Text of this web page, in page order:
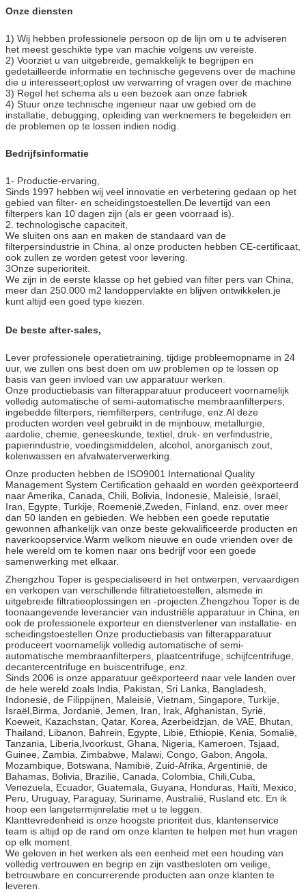
Onze diensten
1) Wij hebben professionele persoon op de lijn om u te adviseren
het meest geschikte type van machie volgens uw vereiste.
2) Voorziet u van uitgebreide, gemakkelijk te begrijpen en
gedetailleerde informatie en technische gegevens over de machine
die u interesseert;oplost uw verwarring of vragen over de machine
3) Regel het schema als u een bezoek aan onze fabriek
4) Stuur onze technische ingenieur naar uw gebied om de
installatie, debugging, opleiding van werknemers te begeleiden en
de problemen op te lossen indien nodig.
Bedrijfsinformatie
1- Productie-ervaring,
Sinds 1997 hebben wij veel innovatie en verbetering gedaan op het
gebied van filter- en scheidingstoestellen.De levertijd van een
filterpers kan 10 dagen zijn (als er geen voorraad is).
2. technologische capaciteit,
We sluiten ons aan en maken de standaard van de
filterpersindustrie in China, al onze producten hebben CE-certificaat,
ook zullen ze worden getest voor levering.
3Onze superioriteit.
We zijn in de eerste klasse op het gebied van filter pers van China,
meer dan 250.000 m2 landoppervlakte en blijven ontwikkelen.je
kunt altijd een goed type kiezen.
De beste after-sales,
Lever professionele operatietraining, tijdige probleemopname in 24
uur, we zullen ons best doen om uw problemen op te lossen op
basis van geen invloed van uw apparatuur werken.
Onze productiebasis van filterapparatuur produceert voornamelijk
volledig automatische of semi-automatische membraanfilterpers,
ingebedde filterpers, riemfilterpers, centrifuge, enz.Al deze
producten worden veel gebruikt in de mijnbouw, metallurgie,
aardolie, chemie, geneeskunde, textiel, druk- en verfindustrie,
papierindustrie, voedingsmiddelen, alcohol, anorganisch zout,
kolenwassen en afvalwaterverwerking.
Onze producten hebben de ISO9001 International Quality
Management System Certification gehaald en worden geëxporteerd
naar Amerika, Canada, Chili, Bolivia, Indonesië, Maleisië, Israël,
Iran, Egypte, Turkije, Roemenië,Zweden, Finland, enz. over meer
dan 50 landen en gebieden. We hebben een goede reputatie
gewonnen afhankelijk van onze beste gekwalificeerde producten en
naverkoopservice.Warm welkom nieuwe en oude vrienden over de
hele wereld om te komen naar ons bedrijf voor een goede
samenwerking met elkaar.
Zhengzhou Toper is gespecialiseerd in het ontwerpen, vervaardigen
en verkopen van verschillende filtratietoestellen, alsmede in
uitgebreide filtratieoplossingen en -projecten.Zhengzhou Toper is de
toonaangevende leverancier van industriële apparatuur in China, en
ook de professionele exporteur en dienstverlener van installatie- en
scheidingstoestellen.Onze productiebasis van filterapparatuur
produceert voornamelijk volledig automatische of semi-
automatische membraanfilterpers, plaatcentrifuge, schijfcentrifuge,
decantercentrifuge en buiscentrifuge, enz.
Sinds 2006 is onze apparatuur geëxporteerd naar vele landen over
de hele wereld zoals India, Pakistan, Sri Lanka, Bangladesh,
Indonesië, de Filippijnen, Maleisië, Vietnam, Singapore, Turkije,
Israël,Birma, Jordanië, Jemen, Iran, Irak, Afghanistan, Syrië,
Koeweit, Kazachstan, Qatar, Korea, Azerbeidzjan, de VAE, Bhutan,
Thailand, Libanon, Bahrein, Egypte, Libië, Ethiopië, Kenia, Somalië,
Tanzania, Liberia,Ivoorkust, Ghana, Nigeria, Kameroen, Tsjaad,
Guinee, Zambia, Zimbabwe, Malawi, Congo, Gabon, Angola,
Mozambique, Botswana, Namibië, Zuid-Afrika, Argentinië, de
Bahamas, Bolivia, Brazilië, Canada, Colombia, Chili,Cuba,
Venezuela, Ecuador, Guatemala, Guyana, Honduras, Haïti, Mexico,
Peru, Uruguay, Paraguay, Suriname, Australië, Rusland etc. En ik
hoop een langetermijnrelatie met u te leggen.
Klanttevredenheid is onze hoogste prioriteit dus, klantenservice
team is altijd op de rand om onze klanten te helpen met hun vragen
op elk moment.
We geloven in het werken als een eenheid met een houding van
volledig vertrouwen en begrip en zijn vastbesloten om veilige,
betrouwbare en concurrerende producten aan onze klanten te
leveren.